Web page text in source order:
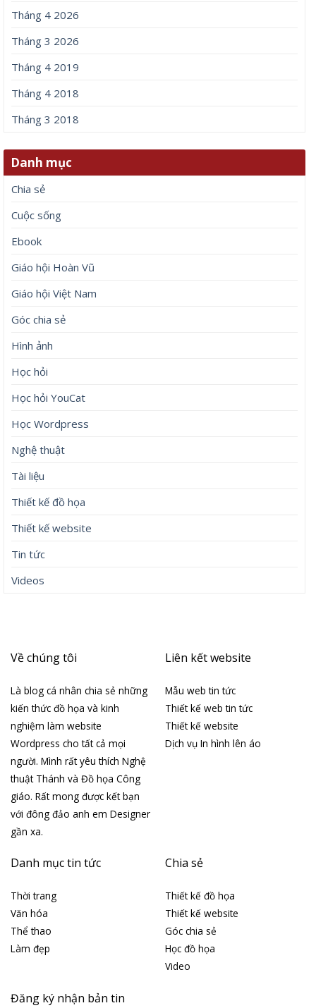
Tháng 4 2026
Tháng 3 2026
Tháng 4 2019
Tháng 4 2018
Tháng 3 2018
Danh mục
Chia sẻ
Cuộc sống
Ebook
Giáo hội Hoàn Vũ
Giáo hội Việt Nam
Góc chia sẻ
Hình ảnh
Học hỏi
Học hỏi YouCat
Học Wordpress
Nghệ thuật
Tài liệu
Thiết kế đồ họa
Thiết kế website
Tin tức
Videos
Về chúng tôi
Là blog cá nhân chia sẻ những
kiến thức đồ họa và kinh
nghiệm làm website
Wordpress cho tất cả mọi
người. Mình rất yêu thích Nghệ
thuật Thánh và Đồ họa Công
giáo. Rất mong được kết bạn
với đông đảo anh em Designer
gần xa.
Liên kết website
Mẫu web tin tức
Thiết kế web tin tức
Thiết kế website
Dịch vụ In hình lên áo
Danh mục tin tức
Thời trang
Văn hóa
Thể thao
Làm đẹp
Chia sẻ
Thiết kế đồ họa
Thiết kế website
Góc chia sẻ
Học đồ họa
Video
Đăng ký nhận bản tin